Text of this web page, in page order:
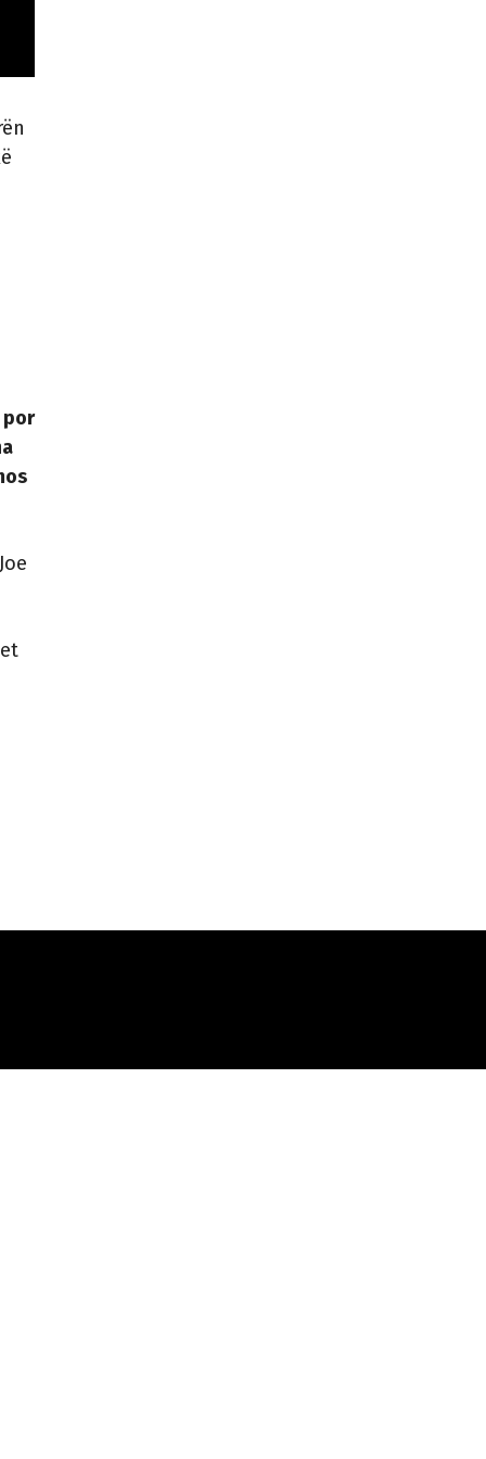
por